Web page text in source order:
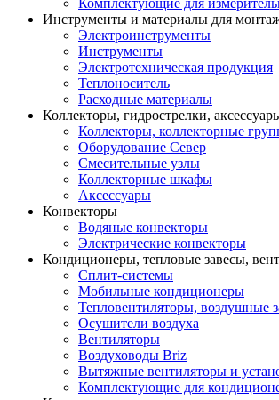
Комплектующие для
Инструменты и материалы для
Электроинструменты
Инструменты
Электротехническая продукция
Теплоноситель
Расходные материалы
Коллекторы, гидрострелки,
Коллекторы, коллекторные
Оборудование Север
Смесительные узлы
Коллекторные шкафы
Аксессуары
Конвекторы
Водяные конвекторы
Электрические конвекторы
Кондиционеры, тепловые завесы,
Сплит-системы
Мобильные кондиционеры
Тепловентиляторы, воздушные
Осушители воздуха
Вентиляторы
Воздуховоды Briz
Вытяжные вентиляторы и
Комплектующие для